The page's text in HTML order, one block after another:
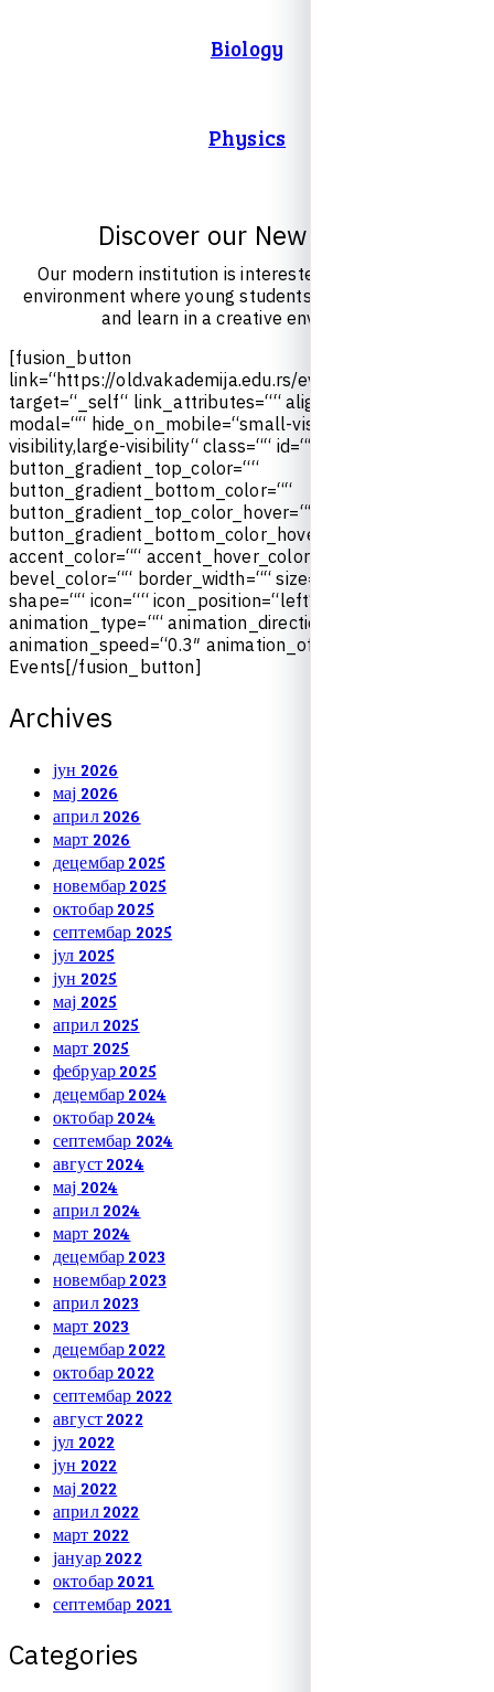
Biology
Physics
Discover our New
Our modern institution is intereste
environment where young students
and learn in a creative env
[fusion button
lin k=“https://old.vakademija.edu.rs/ev
target=“ self“ link _attributes=““ alig
modal=““ hide _on_ mo bile=“small-vis
visibility,large-visi bility“ class=““ id=““
button _gradient top _color=““
button _gradient bottom_ color=““
button _gradient top _color_ hover=““
button _gradient bottom_ color_ hove
accent _color=““ accent hover_ color=
bevel_color=““ border_ widt h=““ size=
s hape=““ icon=““ icon position=“left“
animation type=““ animation directio
animation speed =“0.3″ animation of
Events [/fusion button]
Archives
јун 2026
мај 2026
април 2026
март 2026
децембар 2025
новембар 2025
октобар 2025
септембар 2025
јул 2025
јун 2025
мај 2025
април 2025
март 2025
фебруар 2025
децембар 2024
октобар 2024
септембар 2024
август 2024
мај 2024
април 2024
март 2024
децембар 2023
новембар 2023
април 2023
март 2023
децембар 2022
октобар 2022
септембар 2022
август 2022
јул 2022
јун 2022
мај 2022
април 2022
март 2022
јануар 2022
октобар 2021
септембар 2021
Categories